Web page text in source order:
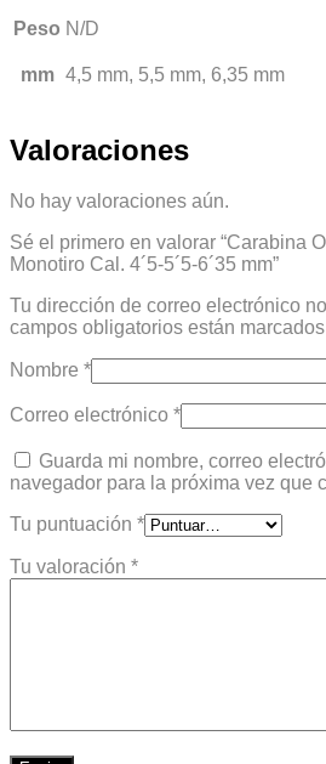
Peso N/D
mm 4,5 mm, 5,5 mm, 6,35 mm
Valoraciones
No hay valoraciones aún.
Sé el primero en valorar “Carabina
Monotiro Cal. 4´5-5´5-6´35 mm”
Tu dirección de correo electrónico
campos obligatorios están
Nombre *
Correo electrónico *
Guarda mi nombre, correo
navegador para la próxima vez que
Tu puntuación *
Tu valoración *